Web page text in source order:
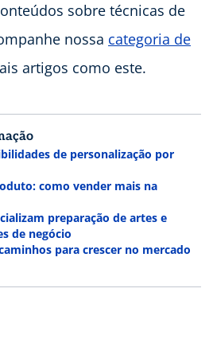
sobre técnicas de
nossa categoria de
artigos como este.
de personalização por
como vender mais na
preparação de artes e
de negócio
para crescer no mercado